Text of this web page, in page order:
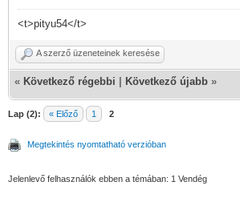
<t>pityu54</t>
A szerző üzeneteinek keresése
« Következő régebbi Következő újabb »
Lap (2): « Előző 1 2
Megtekintés nyomtatható verzióban
Jelenlevő felhasználók ebben a témában: 1 Vendég